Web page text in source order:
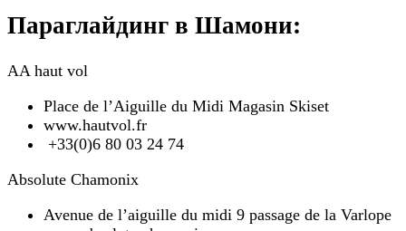
Параглайдинг в Шамони:
AA haut vol
Place de l’Aiguille du Midi Magasin Skiset
www.hautvol.fr
+33(0)6 80 03 24 74
Absolute Chamonix
Avenue de l’aiguille du midi 9 passage de la Varlope